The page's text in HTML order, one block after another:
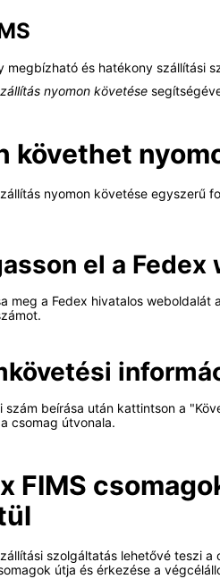
megbízható és hatékony szállítási
nyomon követése
követhet
nyomon követése egyszerű
el a
meg a Fedex hivatalos
szám beírása után kattintson a
csomag útvonala.
FIMS
szolgáltatás lehetővé teszi
útja és érkezése a